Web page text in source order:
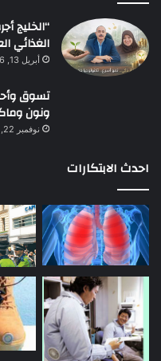
“الخليج
الغذائي
أبريل 13, 2026
تسوق
ونون
نوفمبر 22, 2021
احدث الابتكارات